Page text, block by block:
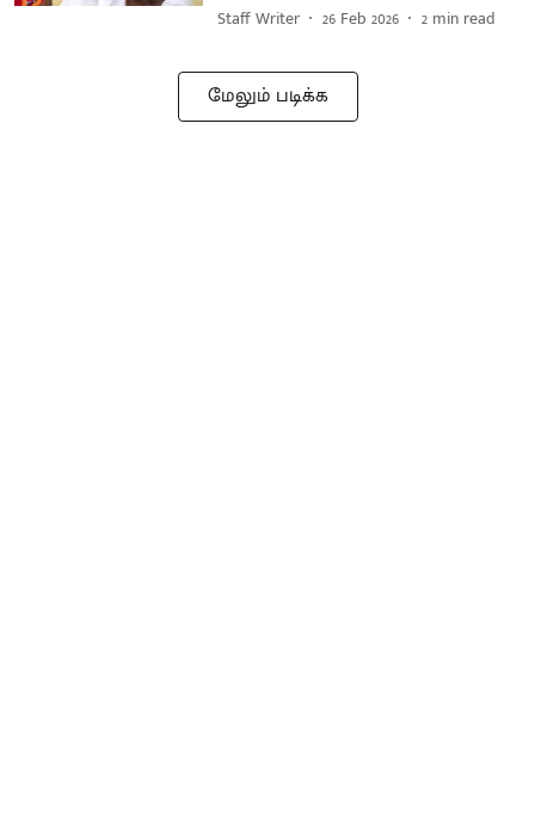
Staff Writer 26 Feb 2026 2 min read
மேலும் படிக்க